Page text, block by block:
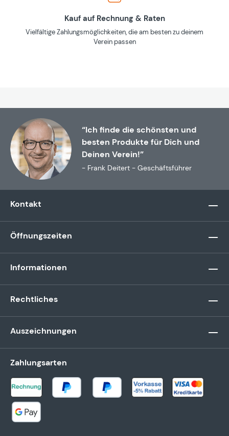
Kauf auf Rechnung & Raten
Vielfältige Zahlungsmöglichkeiten, die am besten zu deinem
Verein passen
“Ich finde die schönsten und
besten Produkte für Dich und
Deinen Verein!”
- Frank Deitert - Geschäftsführer
Kontakt
Öffnungszeiten
Informationen
Rechtliches
Auszeichnungen
Zahlungsarten